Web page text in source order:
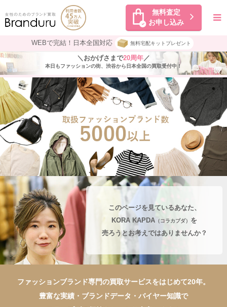
無料査定
お申し込み
WEBで完結！日本全国対応 無料宅配キットプレゼント
＼おかげさまで20周年／
本日もファッションの街、渋谷から日本全国の買取受付中！
このページを見ているあなた、
KORA KAPDA （コラカプダ） を
売ろうとお考えではありませんか？
ファッションブランド専門の買取サービスをはじめて20年。
豊富な実績・ブランドデータ・バイヤー知識で